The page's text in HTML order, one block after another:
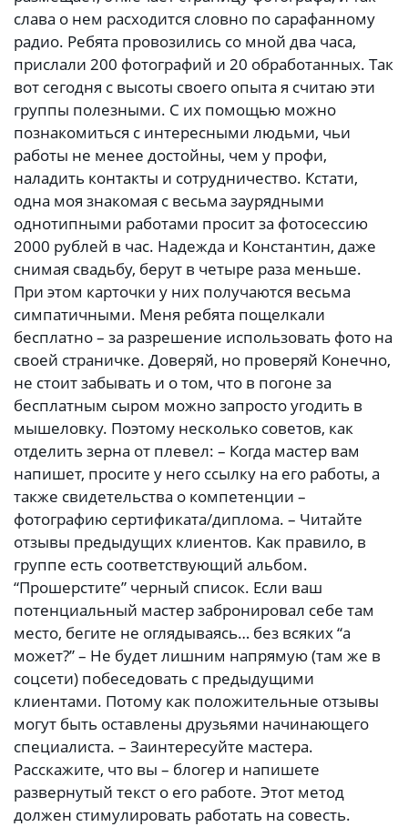
слава о нем расходится словно по сарафанному
радио. Ребята провозились со мной два часа,
прислали 200 фотографий и 20 обработанных. Так
вот сегодня с высоты своего опыта я считаю эти
группы полезными. С их помощью можно
познакомиться с интересными людьми, чьи
работы не менее достойны, чем у профи,
наладить контакты и сотрудничество. Кстати,
одна моя знакомая с весьма заурядными
однотипными работами просит за фотосессию
2000 рублей в час. Надежда и Константин, даже
снимая свадьбу, берут в четыре раза меньше.
При этом карточки у них получаются весьма
симпатичными. Меня ребята пощелкали
бесплатно – за разрешение использовать фото на
своей страничке. Доверяй, но проверяй Конечно,
не стоит забывать и о том, что в погоне за
бесплатным сыром можно запросто угодить в
мышеловку. Поэтому несколько советов, как
отделить зерна от плевел: – Когда мастер вам
напишет, просите у него ссылку на его работы, а
также свидетельства о компетенции –
фотографию сертификата/диплома. – Читайте
отзывы предыдущих клиентов. Как правило, в
группе есть соответствующий альбом.
“Прошерстите” черный список. Если ваш
потенциальный мастер забронировал себе там
место, бегите не оглядываясь… без всяких “а
может?” – Не будет лишним напрямую (там же в
соцсети) побеседовать с предыдущими
клиентами. Потому как положительные отзывы
могут быть оставлены друзьями начинающего
специалиста. – Заинтересуйте мастера.
Расскажите, что вы – блогер и напишете
развернутый текст о его работе. Этот метод
должен стимулировать работать на совесть.